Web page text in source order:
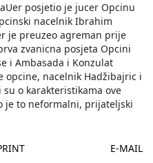
posjetio je jucer Opcinu
nacelnik Ibrahim
je preuzeo agreman prije
zvanicna posjeta Opcini
i Ambasada i Konzulat
opcine, nacelnik Hadžibajric i
o karakteristikama ove
je to neformalni, prijateljski
E-MAIL